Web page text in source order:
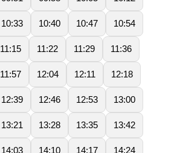
10:33 10:40 10:47 10:54
11:15 11:22 11:29 11:36
11:57 12:04 12:11 12:18
12:39 12:46 12:53 13:00
13:21 13:28 13:35 13:42
14:03 14:10 14:17 14:24